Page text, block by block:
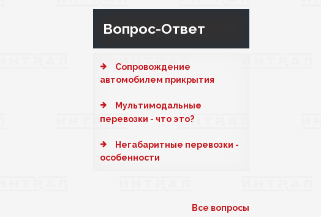
Вопрос-Ответ
Cопровождение
автомобилем прикрытия
Мультимодальные
перевозки - что это?
Негабаритные перевозки -
особенности
Все вопросы